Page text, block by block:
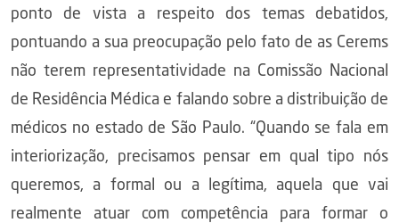
ponto de vista a respeito dos temas debatidos,
pontuando a sua preocupação pelo fato de as Cerems
não terem representatividade na Comissão Nacional
de Residência Médica e falando sobre a distribuição de
médicos no estado de São Paulo. “Quando se fala em
interiorização, precisamos pensar em qual tipo nós
queremos, a formal ou a legítima, aquela que vai
realmente atuar com competência para formar o